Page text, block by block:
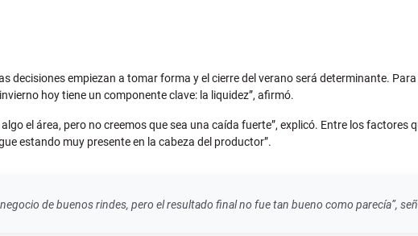
decisiones empiezan a tomar forma y el cierre del verano será determinante.
hoy tiene un componente clave: la liquidez”, afirmó.
el área, pero no creemos que sea una caída fuerte”, explicó. Entre los factores
estando muy presente en la cabeza del productor”.
negocio de buenos rindes, pero el resultado final no fue tan bueno como parecía”,